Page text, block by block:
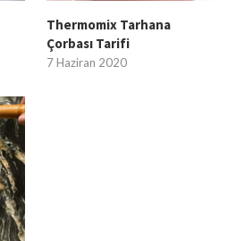
Thermomix Tarhana
Çorbası Tarifi
7 Haziran 2020